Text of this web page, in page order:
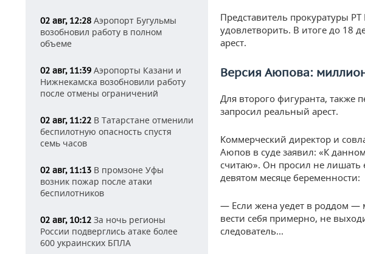
02 авг, 12:28 Аэропорт Бугульмы
возобновил работу в полном
объеме
02 авг, 11:39 Аэропорты Казани и
Нижнекамска возобновили работу
после отмены ограничений
02 авг, 11:22 В Татарстане отменили
беспилотную опасность спустя
семь часов
02 авг, 11:13 В промзоне Уфы
возник пожар после атаки
беспилотников
02 авг, 10:12 За ночь регионы
России подверглись атаке более
600 украинских БПЛА
Представитель прокуратуры
удовлетворить. В итоге до 18
арест.
Версия Аюпова:
Для второго фигуранта, также
запросил реальный арест.
Коммерческий директор и
Аюпов в суде заявил: «К
считаю». Он просил не лишать
девятом месяце беременности:
— Если жена уедет в роддом —
вести себя примерно, не
следователь...